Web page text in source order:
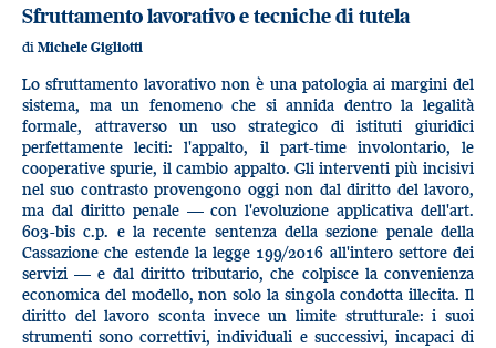
Sfruttamento lavorativo e tecniche di tutela
di Michele Gigliotti
Lo sfruttamento lavorativo non è una patologia ai margini del
sistema, ma un fenomeno che si annida dentro la legalità
formale, attraverso un uso strategico di istituti giuridici
perfettamente leciti: l'appalto, il part-time involontario, le
cooperative spurie, il cambio appalto. Gli interventi più incisivi
nel suo contrasto provengono oggi non dal diritto del lavoro,
ma dal diritto penale — con l'evoluzione applicativa dell'art.
603-bis c.p. e la recente sentenza della sezione penale della
Cassazione che estende la legge 199/2016 all'intero settore dei
servizi — e dal diritto tributario, che colpisce la convenienza
economica del modello, non solo la singola condotta illecita. Il
diritto del lavoro sconta invece un limite strutturale: i suoi
strumenti sono correttivi, individuali e successivi, incapaci di